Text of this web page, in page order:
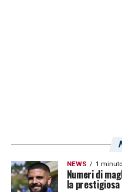
NEWS 1
Numeri di
la prestigiosa